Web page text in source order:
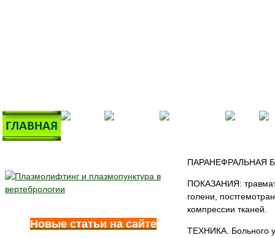
Новые статьи на сайте
ПАРАНЕФРАЛЬНАЯ
ПОКАЗАНИЯ:
голени,
компрессии тканей.
ТЕХНИКА. Больного